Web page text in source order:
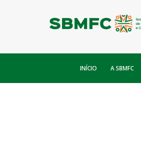
INÍCIO A SBMFC